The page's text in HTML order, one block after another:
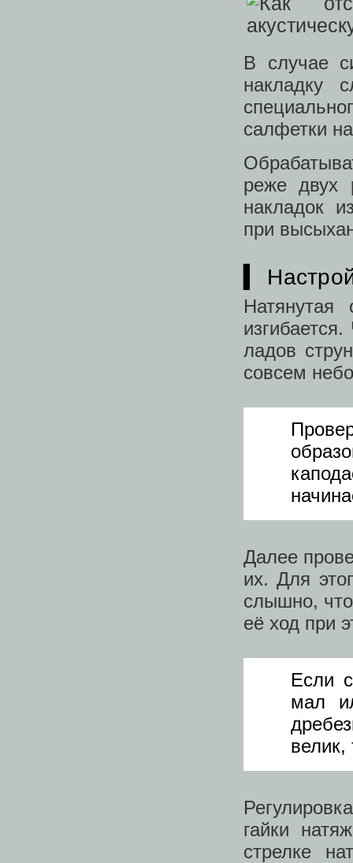
В случае
накладку
салфетки
реже двух
накладок
при
▍
ладов
совсем
Далее
их. Для
слышно,
её ход при
Если
мал
гайки
стрелке